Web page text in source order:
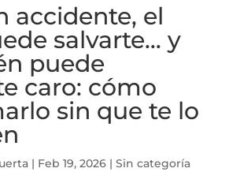
accidente, el
salvarte… y
puede
caro: cómo
sin que te lo
| Feb 19, 2026| Sin categoría